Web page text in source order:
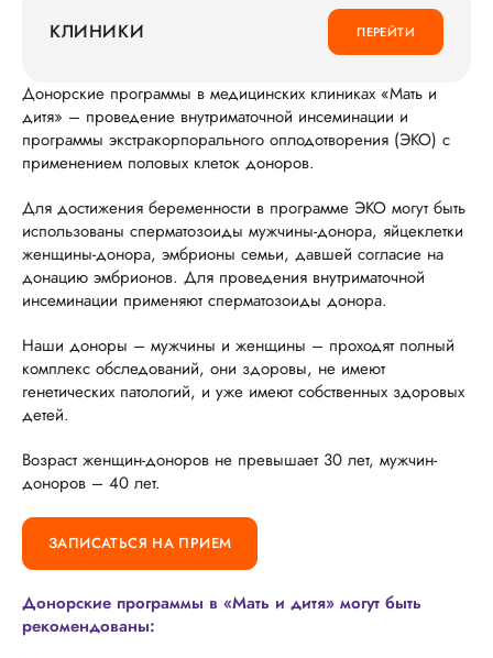
Донорские программы в медицинских клиниках «Мать и
дитя» – проведение внутриматочной инсеминации и
программы экстракорпорального оплодотворения (ЭКО) с
применением половых клеток доноров.
Для достижения беременности в программе ЭКО могут быть
использованы сперматозоиды мужчины-донора, яйцеклетки
женщины-донора, эмбрионы семьи, давшей согласие на
донацию эмбрионов. Для проведения внутриматочной
инсеминации применяют сперматозоиды донора.
Наши доноры – мужчины и женщины – проходят полный
комплекс обследований, они здоровы, не имеют
генетических патологий, и уже имеют собственных здоровых
детей.
Возраст женщин-доноров не превышает 30 лет, мужчин-
доноров – 40 лет.
ЗАПИСАТЬСЯ НА ПРИЕМ
Донорские программы в «Мать и дитя» могут быть
рекомендованы:
КЛИНИКИ ПЕРЕЙТИ